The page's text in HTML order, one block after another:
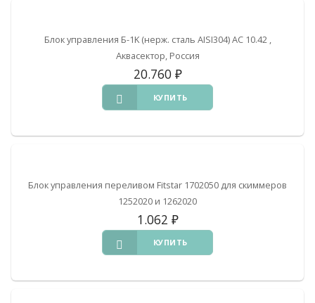
Блок управления Б-1K (нерж. сталь AISI304) АС 10.42 ,
Аквасектор, Россия
20.760 ₽
КУПИТЬ
Блок управления переливом Fitstar 1702050 для скиммеров
1252020 и 1262020
1.062 ₽
КУПИТЬ